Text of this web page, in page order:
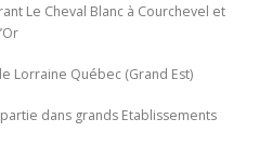
Le Cheval Blanc à Courchevel et
Lorraine Québec (Grand Est)
dans grands Etablissements